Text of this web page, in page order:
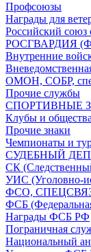
Профсоюзы
Награды для
Российский союз
РОСГВАРДИЯ
Внутренние
ОМОН, СОБР,
Прочие службы
СПОРТИВНЫЕ
Клубы и общества
Прочие знаки
Чемпионаты и
СУДЕБНЫЙ
СК
УИС (Уголовно-
ФСО,
ФСБ
Награды ФСБ РФ
Пограничная
Национальный